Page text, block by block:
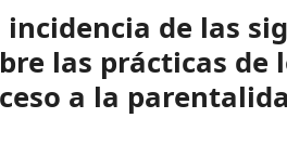
incidencia de las
las prácticas
a la